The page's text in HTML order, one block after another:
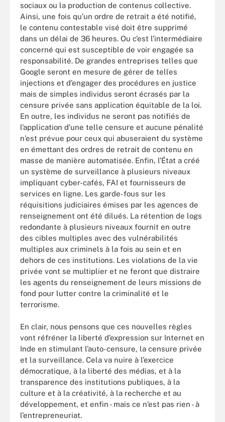
sociaux ou la production de contenus collective.
Ainsi, une fois qu’un ordre de retrait a été notifié,
le contenu contestable visé doit être supprimé
dans un délai de 36 heures. Ou c’est l’intermédiaire
concerné qui est susceptible de voir engagée sa
responsabilité. De grandes entreprises telles que
Google seront en mesure de gérer de telles
injections et d’engager des procédures en justice
mais de simples individus seront écrasés par la
censure privée sans application équitable de la loi.
En outre, les individus ne seront pas notifiés de
l’application d’une telle censure et aucune pénalité
n’est prévue pour ceux qui abuseraient du système
en émettant des ordres de retrait de contenu en
masse de manière automatisée. Enfin, l’État a créé
un système de surveillance à plusieurs niveaux
impliquant cyber-cafés, FAI et fournisseurs de
services en ligne. Les garde-fous sur les
réquisitions judiciaires émises par les agences de
renseignement ont été dilués. La rétention de logs
redondante à plusieurs niveaux fournit en outre
des cibles multiples avec des vulnérabilités
multiples aux criminels à la fois au sein et en
dehors de ces institutions. Les violations de la vie
privée vont se multiplier et ne feront que distraire
les agents du renseignement de leurs missions de
fond pour lutter contre la criminalité et le
terrorisme.
En clair, nous pensons que ces nouvelles règles
vont réfréner la liberté d’expression sur Internet en
Inde en stimulant l’auto-censure, la censure privée
et la surveillance. Cela va nuire à l’exercice
démocratique, à la liberté des médias, et à la
transparence des institutions publiques, à la
culture et à la créativité, à la recherche et au
développement, et enfin - mais ce n’est pas rien - à
l’entrepreneuriat.